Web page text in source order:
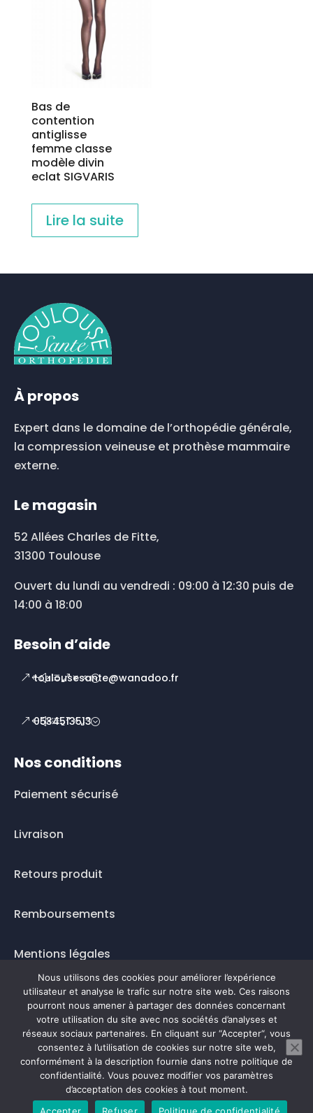
Bas de
contention
antiglisse
femme classe
modèle divin
eclat SIGVARIS
Lire la suite
À propos
Expert dans le domaine de l’orthopédie générale,
la compression veineuse et prothèse mammaire
externe.
Le magasin
52 Allées Charles de Fitte,
31300 Toulouse
Ouvert du lundi au vendredi : 09:00 à 12:30 puis de
14:00 à 18:00
Besoin d’aide
toulousesante@wanadoo.fr
0534513513
Nos conditions
Paiement sécurisé
Livraison
Retours produit
Remboursements
Mentions légales
Questions fréquentes
Mode de paiement
0
Nous utilisons des cookies pour améliorer l’expérience
utilisateur et analyse le trafic sur notre site web. Ces raisons
pourront nous amener à partager des données concernant
votre utilisation du site avec nos sociétés d’analyses et
réseaux sociaux partenaires. En cliquant sur “Accepter“, vous
consentez à l’utilisation de cookies sur notre site web,
conformément à la description fournie dans notre politique de
confidentialité. Vous pouvez modifier vos paramètres
d’acceptation des cookies à tout moment.
Accepter
Refuser Politique de confidentialité